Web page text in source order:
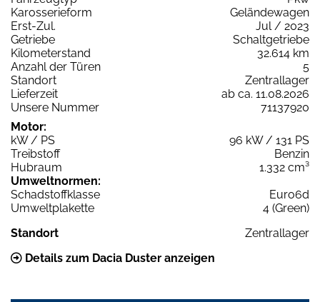
Karosserieform
Geländewagen
Erst-Zul.
Jul / 2023
Getriebe
Schaltgetriebe
Kilometerstand
32.614 km
Anzahl der Türen
5
Standort
Zentrallager
Lieferzeit
ab ca. 11.08.2026
Unsere Nummer
71137920
Motor:
kW / PS
96 kW / 131 PS
Treibstoff
Benzin
Hubraum
1.332 cm³
Umweltnormen:
Schadstoffklasse
Euro6d
Umweltplakette
4 (Green)
Standort
Zentrallager
Details zum Dacia Duster anzeigen